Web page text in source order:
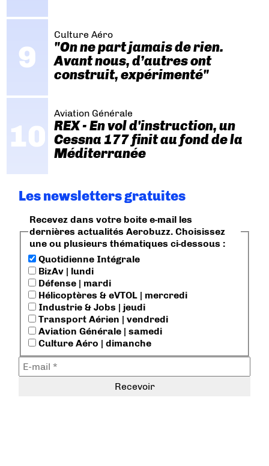
Culture Aéro
"On ne part jamais de rien.
Avant nous, d’autres ont
construit, expérimenté"
Aviation Générale
REX - En vol d'instruction, un
Cessna 177 finit au fond de la
Méditerranée
Les newsletters gratuites
Recevez dans votre boite e-mail les
dernières actualités Aerobuzz. Choisissez
une ou plusieurs thématiques ci-dessous :
Quotidienne Intégrale
BizAv | lundi
Défense | mardi
Hélicoptères & eVTOL | mercredi
Industrie & Jobs | jeudi
Transport Aérien | vendredi
Aviation Générale | samedi
Culture Aéro | dimanche